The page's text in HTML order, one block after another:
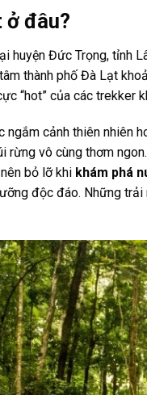
ở đâu?
huyện Đức Trọng, tỉnh
thành phố Đà Lạt
“hot” của các trekker
ngắm cảnh thiên nhiên
rừng vô cùng thơm
bỏ lỡ khi khám phá
độc đáo. Những